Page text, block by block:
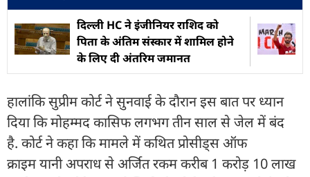
दिल्ली HC ने इंजीनियर राशिद को
पिता के अंतिम संस्कार में शामिल होने
के लिए दी अंतरिम जमानत
हालांकि सुप्रीम कोर्ट ने सुनवाई के दौरान इस बात पर ध्यान
दिया कि मोहम्मद कासिफ लगभग तीन साल से जेल में बंद
है. कोर्ट ने कहा कि मामले में कथित प्रोसीड्स ऑफ
क्राइम यानी अपराध से अर्जित रकम करीब 1 करोड़ 10 लाख